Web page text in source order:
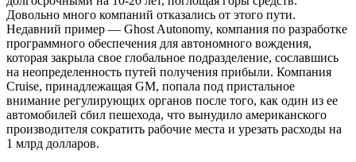
Довольно много компаний отказались от этого пути.
Недавний пример — Ghost Autonomy, компания по разработке
программного обеспечения для автономного вождения,
которая закрыла свое глобальное подразделение, сославшись
на неопределенность путей получения прибыли. Компания
Cruise, принадлежащая GM, попала под пристальное
внимание регулирующих органов после того, как один из ее
автомобилей сбил пешехода, что вынудило американского
производителя сократить рабочие места и урезать расходы на
1 млрд долларов.